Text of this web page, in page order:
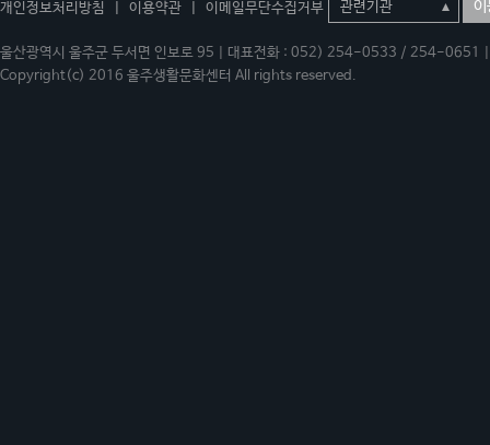
개인정보처리방침 이용약관 이메일무단수집거부 이
울산광역시 울주군 두서면 인보로 95 | 대표전화 : 052) 254-0533 / 254-
Copyright(c) 2016 울주생활문화센터 All rights reserved.